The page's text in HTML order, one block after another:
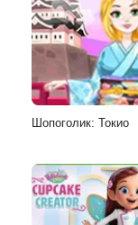
Шопоголик: Токио